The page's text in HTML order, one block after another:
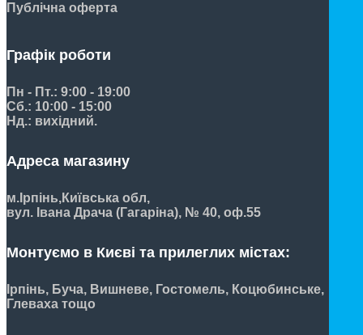
Публічна оферта
Графік роботи
Пн - Пт.: 9:00 - 19:00
Сб.: 10:00 - 15:00
Нд.: вихідний.
Адреса магазину
м.Ірпінь,Київська обл,
вул. Івана Драча (Гагаріна), № 40, оф.55
Монтуємо в Києві та прилеглих містах:
Ірпінь, Буча, Вишневе, Гостомель, Коцюбинське,
Глеваха тощо